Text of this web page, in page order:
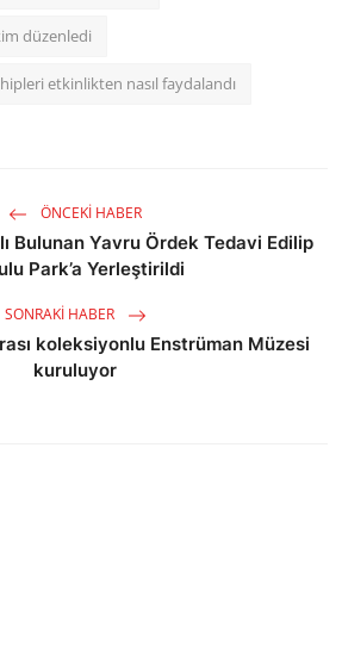
düzenledi
etkinlikten nasıl faydalandı
ÖNCEKI HABER
Bulunan Yavru Ördek Tedavi Edilip
Park’a Yerleştirildi
SONRAKI HABER
koleksiyonlu Enstrüman Müzesi
kuruluyor